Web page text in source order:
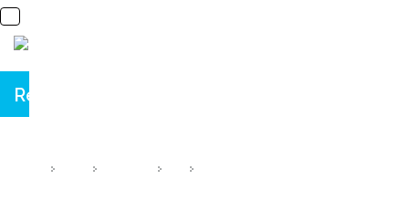
Religia & Cultura GETO-Dacilor